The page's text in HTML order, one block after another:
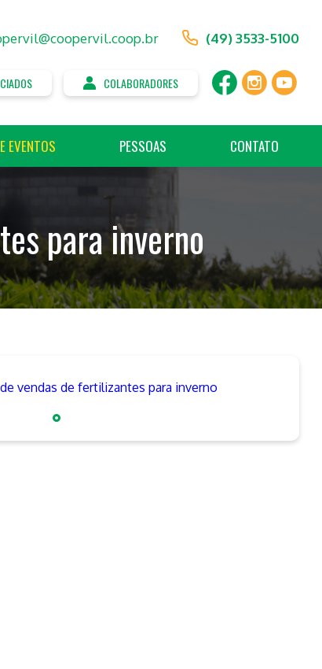
(49) 3533-5100
COLABORADORES
EVENTOS PESSOAS CONTATO
para inverno